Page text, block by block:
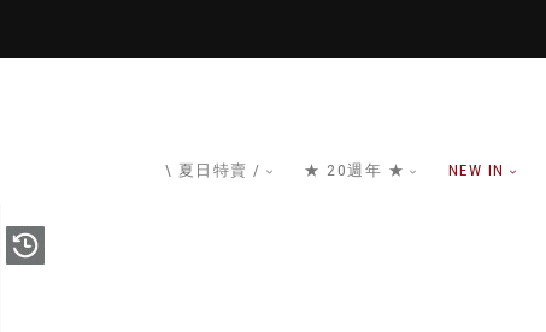
\ 夏日特賣 / ★ 20週年 ★ NEW IN